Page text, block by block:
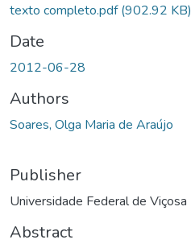
texto completo.pdf(902.92 KB)
Date
2012-06-28
Authors
Soares, Olga Maria de Araújo
Publisher
Universidade Federal de Viçosa
Abstract